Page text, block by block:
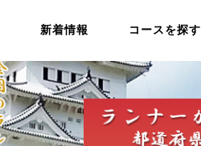
新着情報 コースを探す